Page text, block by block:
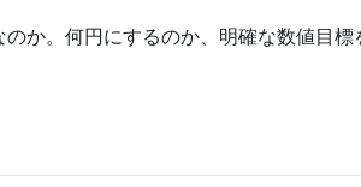
か。何円にするのか、明確な数値目標